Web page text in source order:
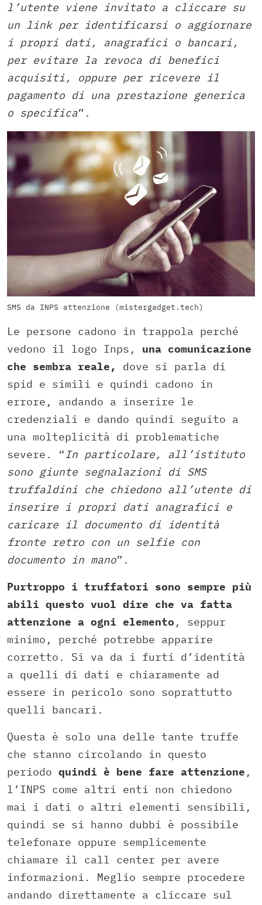
l’utente viene invitato a cliccare su
un link per identificarsi o aggiornare
i propri dati, anagrafici o bancari,
per evitare la revoca di benefici
acquisiti, oppure per ricevere il
pagamento di una prestazione generica
o specifica”.
SMS da INPS attenzione (mistergadget.tech)
Le persone cadono in trappola perché
vedono il logo Inps, una comunicazione
che sembra reale,
dove si parla di
spid e simili e quindi cadono in
errore, andando a inserire le
credenziali e dando quindi seguito a
una molteplicità di problematiche
severe. “In particolare, all’istituto
sono giunte segnalazioni di SMS
truffaldini che chiedono all’utente di
inserire i propri dati anagrafici e
caricare il documento di identità
fronte retro con un selfie con
documento in mano”.
Purtroppo i truffatori sono sempre più
abili questo vuol dire che va fatta
attenzione a ogni elemento , seppur
minimo, perché potrebbe apparire
corretto. Si va da i furti d’identità
a quelli di dati e chiaramente ad
essere in pericolo sono soprattutto
quelli bancari.
Questa è solo una delle tante truffe
che stanno circolando in questo
periodo quindi è bene fare attenzione ,
l’INPS come altri enti non chiedono
mai i dati o altri elementi sensibili,
quindi se si hanno dubbi è possibile
telefonare oppure semplicemente
chiamare il call center per avere
informazioni. Meglio sempre procedere
andando direttamente a cliccare sul